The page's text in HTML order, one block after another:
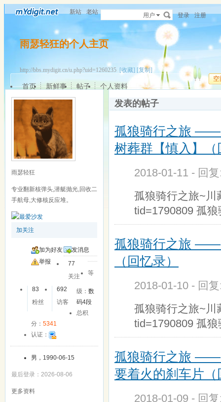
新站 老站 用户 登录 注册
雨瑟轻狂的个人主页
http://bbs.mydigit.cn/u.php?uid=1260235 [收藏] [复制]
空
首页 新鲜事 帖子 个人资料
雨瑟轻狂
专业翻新核弹头,潜艇抛光,回收二
手航母,大修核反应堆。
加关注
加为好友
发消息
举报
77
关注
83
粉丝
692
访客
等
级：数
码4段
总积
分： 5341
认证：
男，1990-06-15
最后登录：2026-08-06
更多资料
发表的帖子
孤狼骑行之旅 ——
树葬群【慎入】（
2018-01-11 - 回
孤狼骑行之旅~川
tid=1790809 孤
孤狼骑行之旅 ——
（回忆录）
2018-01-10 - 回
孤狼骑行之旅~川
tid=1790809 孤
孤狼骑行之旅 ——
要着火的刹车片（
2018-01-09 - 回